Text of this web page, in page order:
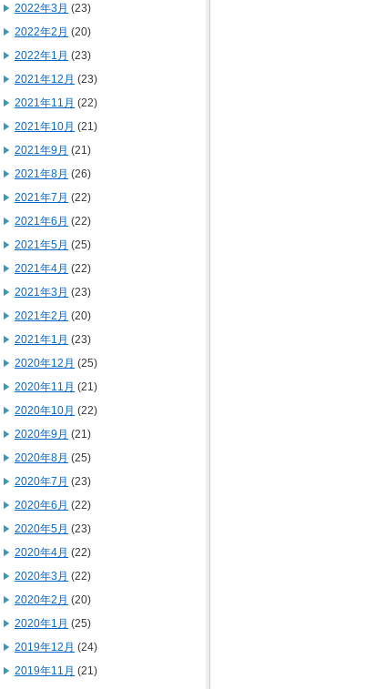
2022年3月 (23)
2022年2月 (20)
2022年1月 (23)
2021年12月 (23)
2021年11月 (22)
2021年10月 (21)
2021年9月 (21)
2021年8月 (26)
2021年7月 (22)
2021年6月 (22)
2021年5月 (25)
2021年4月 (22)
2021年3月 (23)
2021年2月 (20)
2021年1月 (23)
2020年12月 (25)
2020年11月 (21)
2020年10月 (22)
2020年9月 (21)
2020年8月 (25)
2020年7月 (23)
2020年6月 (22)
2020年5月 (23)
2020年4月 (22)
2020年3月 (22)
2020年2月 (20)
2020年1月 (25)
2019年12月 (24)
2019年11月 (21)